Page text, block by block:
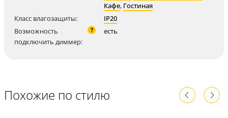
Кафе, Гостиная
Класс влагозащиты:
IP20
Возможность
подключить диммер:
? есть
Похожие по стилю